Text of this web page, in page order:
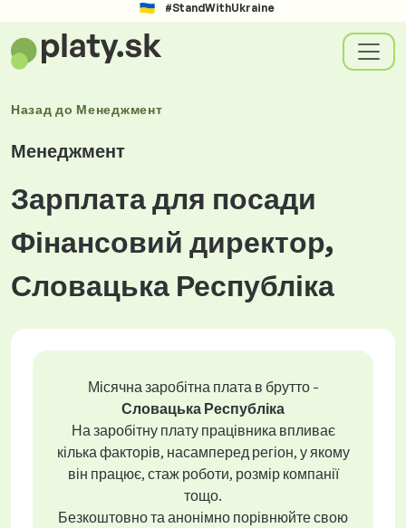
#StandWithUkraine
Назад до Менеджмент
Менеджмент
Зарплата для посади
Фінансовий директор,
Словацька Республіка
Місячна заробітна плата в брутто -
Словацька Республіка
На заробітну плату працівника впливає
кілька факторів, насамперед регіон, у якому
він працює, стаж роботи, розмір компанії
тощо.
Безкоштовно та анонімно порівнюйте свою